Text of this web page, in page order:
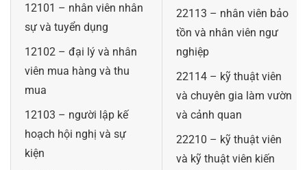
12101 – nhân viên nhân
sự và tuyển dụng
12102 – đại lý và nhân
viên mua hàng và thu
mua
12103 – người lập kế
hoạch hội nghị và sự
kiện
22113 – nhân viên bảo
tồn và nhân viên ngư
nghiệp
22114 – kỹ thuật viên
và chuyên gia làm vườn
và cảnh quan
22210 – kỹ thuật viên
và kỹ thuật viên kiến